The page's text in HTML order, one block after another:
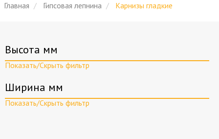
Главная Гипсовая лепнина Карнизы гладкие
Высота мм
Показать/Скрыть фильтр
Ширина мм
Показать/Скрыть фильтр